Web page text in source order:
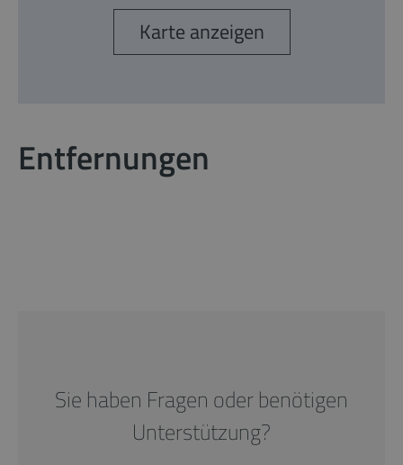
Karte anzeigen
Entfernungen
Sie haben Fragen oder benötigen
Unterstützung?